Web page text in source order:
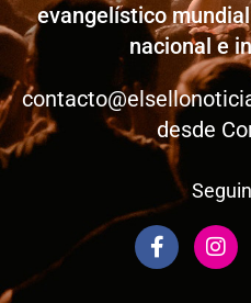
evangelístico
nacional e
desde
F
a
I
n